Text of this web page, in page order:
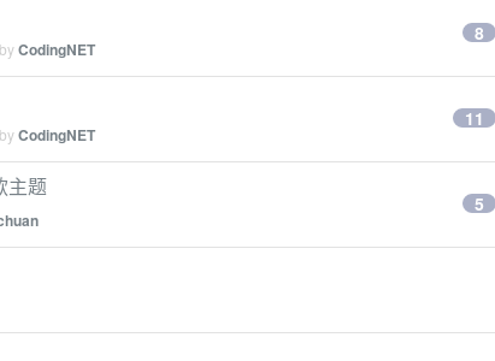
CodingNET
8
CodingNET
11
主题
5